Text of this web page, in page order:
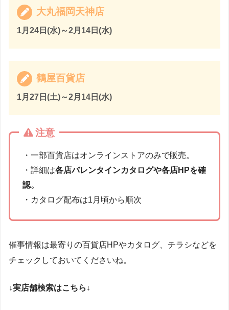
大丸福岡天神店
1月24日(水)～2月14日(水)
鶴屋百貨店
1月27日(土)～2月14日(水)
注意
・一部百貨店はオンラインストアのみで販売。
・詳細は各店バレンタインカタログや各店HPを確
認。
・カタログ配布は1月頃から順次
催事情報は最寄りの百貨店HPやカタログ、チラシなどを
チェックしておいてくださいね。
↓実店舗検索はこちら↓